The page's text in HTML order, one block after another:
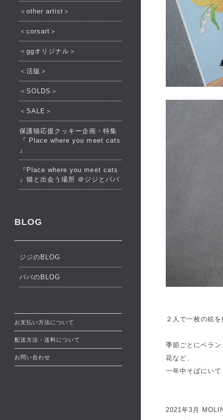
２人で一枚の絵
季節ごとにベラ
花など、
一年中そばにい
2021年3月
＜other artist＞
＜corsart＞
＜ggオリジナル＞
＜活版＞
＜SOLDS＞
＜SALE＞
保護猫応援クッキー企画・特集
『 Place where you meet cats
』
『Place where you meet cats
』猫と出会う場所 ＠ジジとババ
BLOG
ジジのBLOG
ババのBLOG
お支払い方法について
配送方法・送料について
お問い合わせ